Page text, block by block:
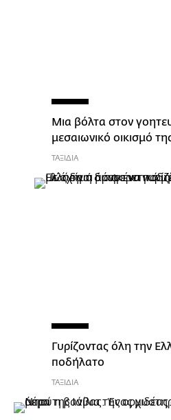
Μια βόλτα στον
μεσαιωνικό οικισμό
ΤΑΞΙΔΙΑ
Γυρίζοντας όλη την
ποδήλατο
ΤΑΞΙΔΙΑ